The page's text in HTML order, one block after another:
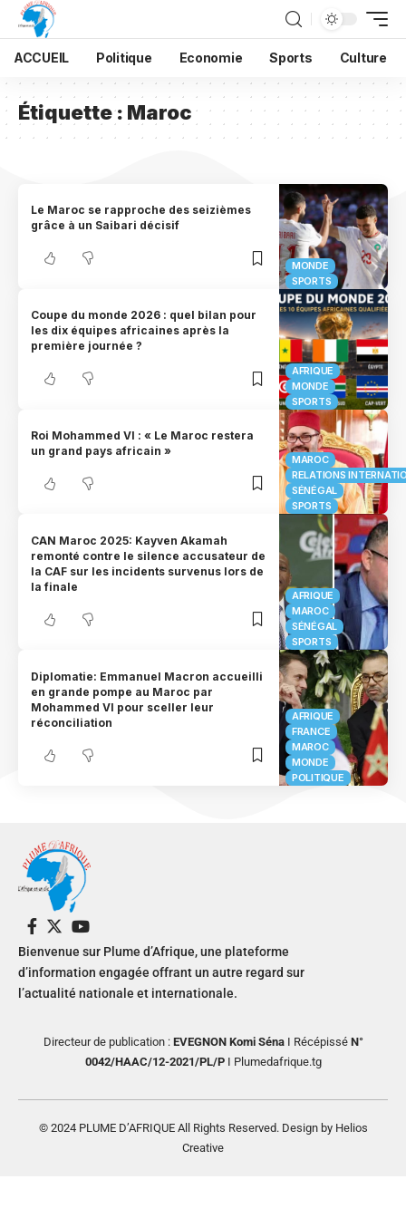
ACCUEIL Politique Economie Sports Culture
Étiquette : Maroc
MONDE
SPORTS
Le Maroc se rapproche des seizièmes
grâce à un Saibari décisif
AFRIQUE
MONDE
SPORTS
Coupe du monde 2026 : quel bilan pour
les dix équipes africaines après la
première journée ?
MAROC
RELATIONS
SÉNÉGAL
SPORTS
Roi Mohammed VI : « Le Maroc restera
un grand pays africain »
AFRIQUE
MAROC
SÉNÉGAL
SPORTS
CAN Maroc 2025: Kayven Akamah
remonté contre le silence accusateur de
la CAF sur les incidents survenus lors de
la finale
AFRIQUE
FRANCE
MAROC
MONDE
POLITIQUE
Diplomatie: Emmanuel Macron accueilli
en grande pompe au Maroc par
Mohammed VI pour sceller leur
réconciliation
Bienvenue sur Plume d’Afrique, une plateforme
d’information engagée offrant un autre regard sur
l’actualité nationale et internationale.
Directeur de publication : EVEGNON Komi SénaI RécépisséN°
0042/HAAC/12-2021/PL/PI Plumedafrique.tg
© 2024 PLUME D’AFRIQUE All Rights Reserved. Design by Helios
Creative